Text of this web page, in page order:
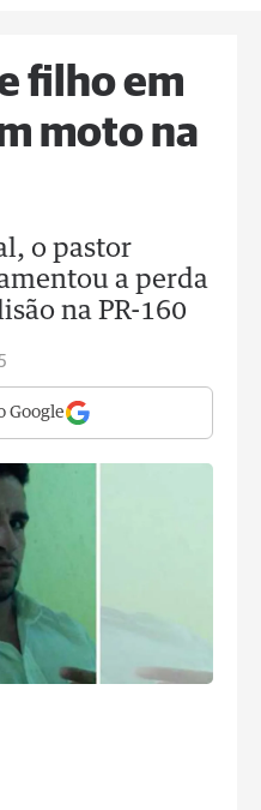
filho em
moto na
o pastor
a perda
na PR-160
Google